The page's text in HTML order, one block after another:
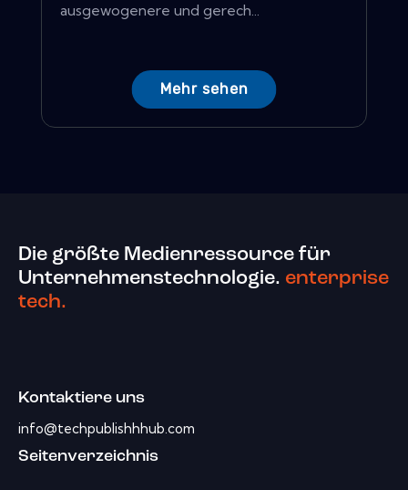
ausgewogenere und gerech...
Mehr sehen
Die größte Medienressource für
Unternehmenstechnologie. enterprise
tech.
Kontaktiere uns
info@techpublishhhub.com
Seitenverzeichnis